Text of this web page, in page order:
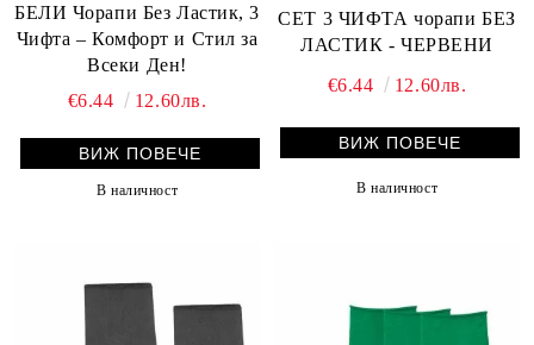
БЕЛИ Чорапи Без Ластик, 3
Чифта – Комфорт и Стил за
Всеки Ден!
€6.44
12.60лв.
ВИЖ ПОВЕЧЕ
В наличност
СЕТ 3 ЧИФТА чорапи БЕЗ
ЛАСТИК - ЧЕРВЕНИ
€6.44 12.60лв.
ВИЖ ПОВЕЧЕ
В наличност